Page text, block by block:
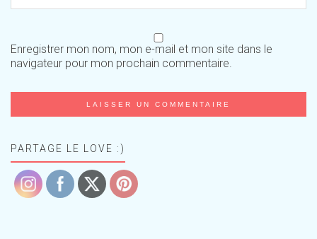
Enregistrer mon nom, mon e-mail et mon site dans le
navigateur pour mon prochain commentaire.
PARTAGE LE LOVE :)